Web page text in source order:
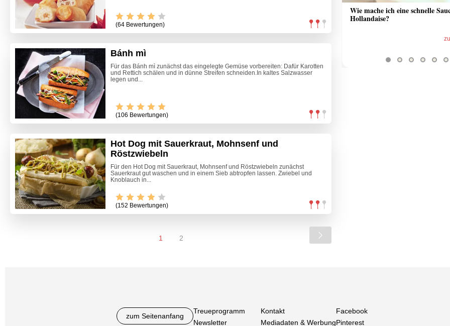
(64 Bewertungen)
Bánh mì
Für das Bánh mì zunächst das eingelegte Gemüse vorbereiten: Dafür Karotten
und Rettich schälen und in dünne Streifen schneiden.In kaltes Salzwasser
legen und...
(106 Bewertungen)
Hot Dog mit Sauerkraut, Mohnsenf und
Röstzwiebeln
Für den Hot Dog mit Sauerkraut, Mohnsenf und Röstzwiebeln zunächst
Sauerkraut gut waschen und in einem Sieb abtropfen lassen. Zwiebel und
Knoblauch in...
(152 Bewertungen)
1 2
Wie mache ich eine schnelle
Hollandaise?
zum Seitenanfang
Treueprogramm
Newsletter
Kontakt
Mediadaten & Werbung
Facebook
Pinterest